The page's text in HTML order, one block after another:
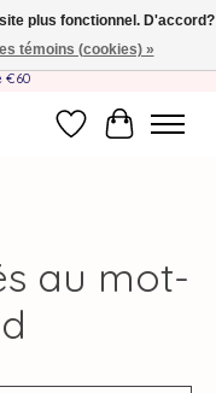
livraison BE & NL
€60
Liste dePanier
au mot-
plus fonctionnel. D'accord?
témoins (cookies) »